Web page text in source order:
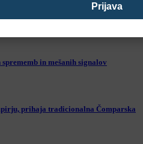
objekta, evakuirali 32
in mešanih signalov
prihaja tradicionalna Čomparska